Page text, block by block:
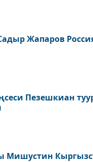
Жапаров
Пезешкиан
Мишустин